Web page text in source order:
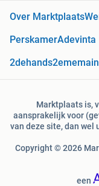
Over Marktplaats
PerskamerAdevinta
2dehands2ememain
Marktplaats is,
aansprakelijk voor
van deze site, dan
Copyright © 2026
een